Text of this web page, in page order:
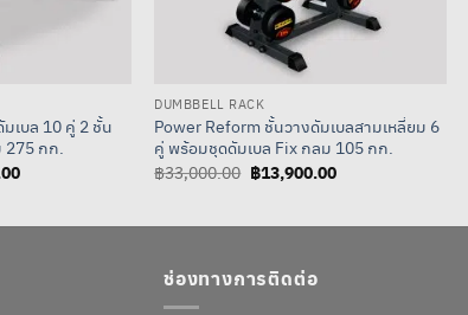
เบล 10 คู่ 2 ชั้น
275 กก.
Current
DUMBBELL RACK
Power Reform ชั้นวางดัมเบลสามเหลี่ยม 6
คู่ พร้อมชุดดัมเบล Fix กลม 105 กก.
฿33,000.00 Original
price
฿13,900.00Current
price
ช่องทางการติดต่อ